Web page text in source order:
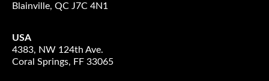
Blainville, QC J7C 4N1
USA
4383, NW 124th Ave.
Coral Springs, FF 33065